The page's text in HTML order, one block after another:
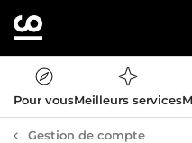
Pour vousMeilleurs services
Gestion de compte